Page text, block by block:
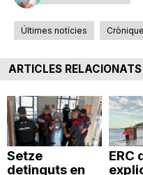
a
Últimes notícies
ARTICLES RELACIONATS
Setze
detinguts en
ERC